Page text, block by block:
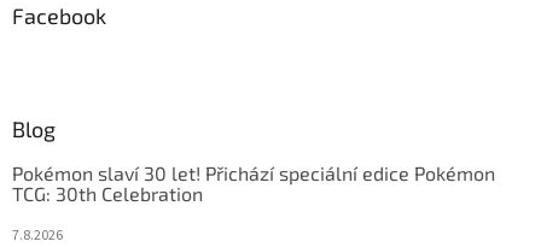
Facebook
Blog
Pokémon slaví 30 let! Přichází speciální edice Pokémon
TCG: 30th Celebration
7.8.2026